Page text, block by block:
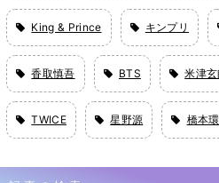
King & Prince キンプリ
香取慎吾 BTS 米津
TWICE 星野源 橋本